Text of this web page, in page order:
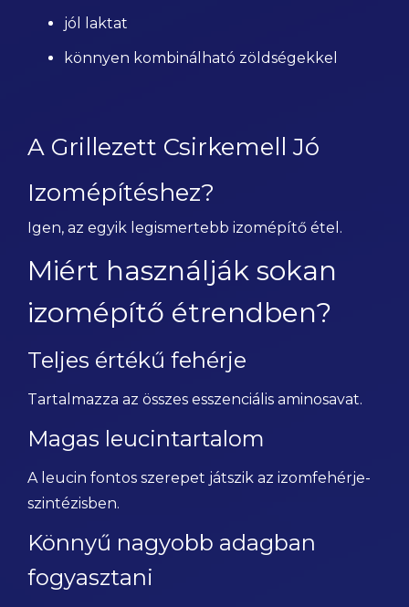
jól laktat
könnyen kombinálható zöldségekkel
A Grillezett Csirkemell Jó
Izomépítéshez?
Igen, az egyik legismertebb izomépítő étel.
Miért használják sokan
izomépítő étrendben?
Teljes értékű fehérje
Tartalmazza az összes esszenciális aminosavat.
Magas leucintartalom
A leucin fontos szerepet játszik az izomfehérje-
szintézisben.
Könnyű nagyobb adagban
fogyasztani